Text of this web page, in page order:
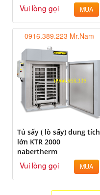
Vui lòng gọi MUA
0916.389.223 Mr.Nam
Tủ sấy ( lò sấy) dung tích
lớn KTR 2000
nabertherm
Vui lòng gọi MUA